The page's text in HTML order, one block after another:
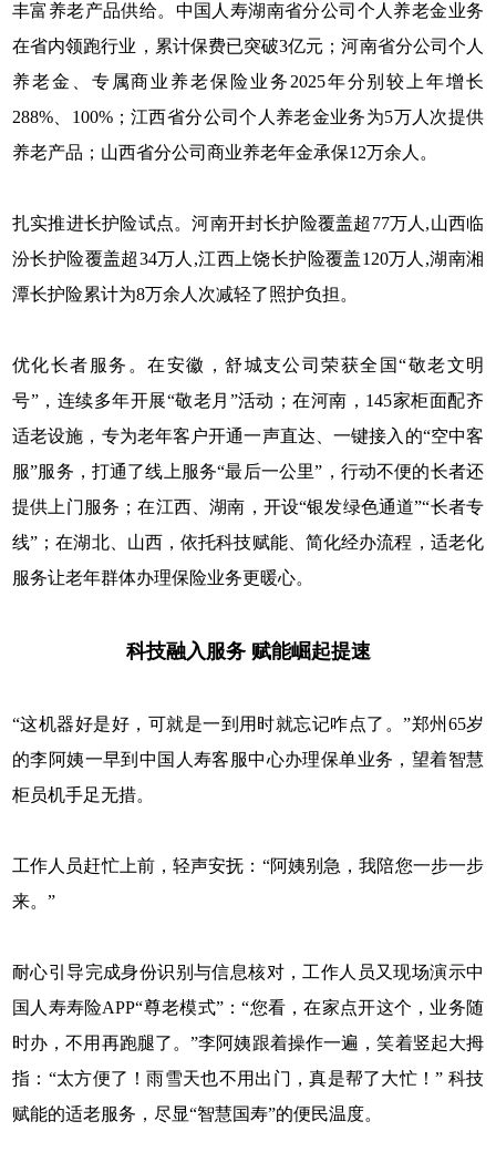
丰富养老产品供给。中国人寿湖南省分公司个人养老金业务
在省内领跑行业，累计保费已突破3亿元；河南省分公司个人
养老金、专属商业养老保险业务2025年分别较上年增长
288%、100%；江西省分公司个人养老金业务为5万人次提供
养老产品；山西省分公司商业养老年金承保12万余人。
扎实推进长护险试点。河南开封长护险覆盖超77万人,山西临
汾长护险覆盖超34万人,江西上饶长护险覆盖120万人,湖南湘
潭长护险累计为8万余人次减轻了照护负担。
优化长者服务。在安徽，舒城支公司荣获全国“敬老文明
号”，连续多年开展“敬老月”活动；在河南，145家柜面配齐
适老设施，专为老年客户开通一声直达、一键接入的“空中客
服”服务，打通了线上服务“最后一公里”，行动不便的长者还
提供上门服务；在江西、湖南，开设“银发绿色通道”“长者专
线”；在湖北、山西，依托科技赋能、简化经办流程，适老化
服务让老年群体办理保险业务更暖心。
科技融入服务 赋能崛起提速
“这机器好是好，可就是一到用时就忘记咋点了。”郑州65岁
的李阿姨一早到中国人寿客服中心办理保单业务，望着智慧
柜员机手足无措。
工作人员赶忙上前，轻声安抚：“阿姨别急，我陪您一步一步
来。”
耐心引导完成身份识别与信息核对，工作人员又现场演示中
国人寿寿险APP“尊老模式”：“您看，在家点开这个，业务随
时办，不用再跑腿了。”李阿姨跟着操作一遍，笑着竖起大拇
指：“太方便了！雨雪天也不用出门，真是帮了大忙！” 科技
赋能的适老服务，尽显“智慧国寿”的便民温度。